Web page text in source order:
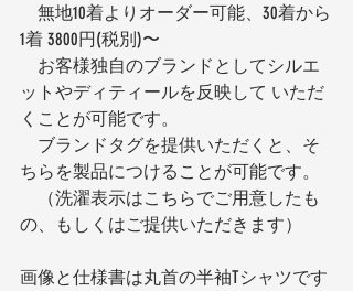
無地10着よりオーダー可能、30着から
1着 3800円(税別)〜
お客様独自のブランドとしてシルエ
ットやディティールを反映して いただ
くことが可能です。
ブランドタグを提供いただくと、そ
ちらを製品につけることが可能です。
（洗濯表示はこちらでご用意したも
の、もしくはご提供いただきます）
画像と仕様書は丸首の半袖Tシャツです